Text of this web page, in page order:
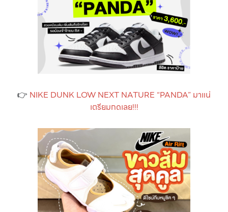
👉 NIKE DUNK LOW NEXT NATURE “PANDA” มาแน่
เตรียมกดเลย!!!